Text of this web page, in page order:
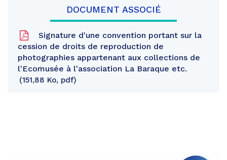
DOCUMENT ASSOCIÉ
Signature d'une convention portant sur la
cession de droits de reproduction de
photographies appartenant aux collections de
l'Ecomusée à l'association La Baraque etc.
151,88 Ko, pdf